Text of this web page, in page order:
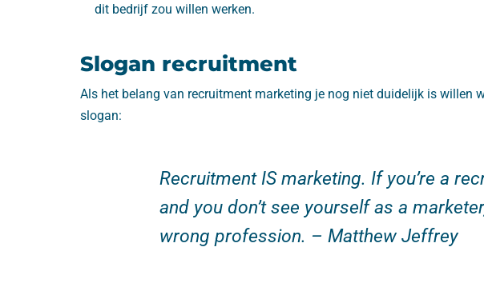
dit bedrijf zou willen werken.
Slogan recruitment
Als het belang van recruitment marketing je nog niet duidelijk is willen
slogan:
Recruitment IS marketing. If you’re a
and you don’t see yourself as a
wrong profession. – Matthew Jeffrey